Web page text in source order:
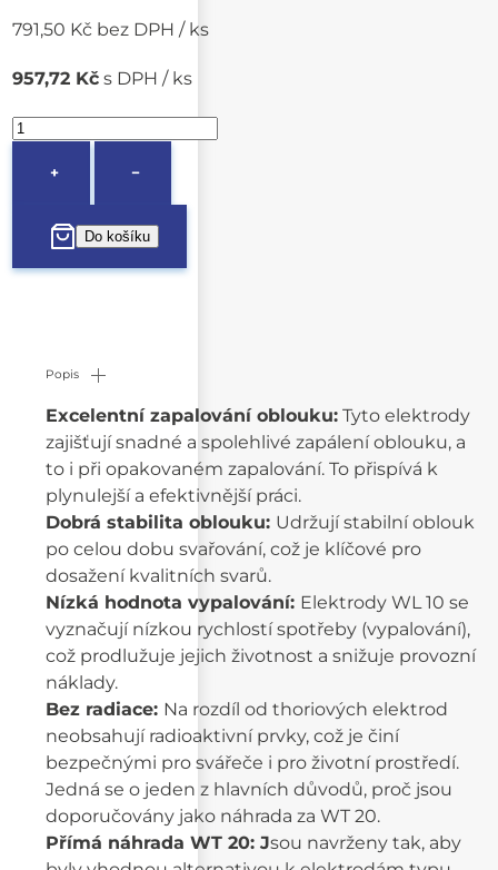
791,50 Kč bez DPH / ks
957,72 Kč s DPH / ks
+ −
Popis
Excelentní zapalování oblouku: Tyto elektrody
zajišťují snadné a spolehlivé zapálení oblouku, a
to i při opakovaném zapalování. To přispívá k
plynulejší a efektivnější práci.
Dobrá stabilita oblouku: Udržují stabilní oblouk
po celou dobu svařování, což je klíčové pro
dosažení kvalitních svarů.
Nízká hodnota vypalování: Elektrody WL 10 se
vyznačují nízkou rychlostí spotřeby (vypalování),
což prodlužuje jejich životnost a snižuje provozní
náklady.
Bez radiace: Na rozdíl od thoriových elektrod
neobsahují radioaktivní prvky, což je činí
bezpečnými pro svářeče i pro životní prostředí.
Jedná se o jeden z hlavních důvodů, proč jsou
doporučovány jako náhrada za WT 20.
Přímá náhrada WT 20: Jsou navrženy tak, aby